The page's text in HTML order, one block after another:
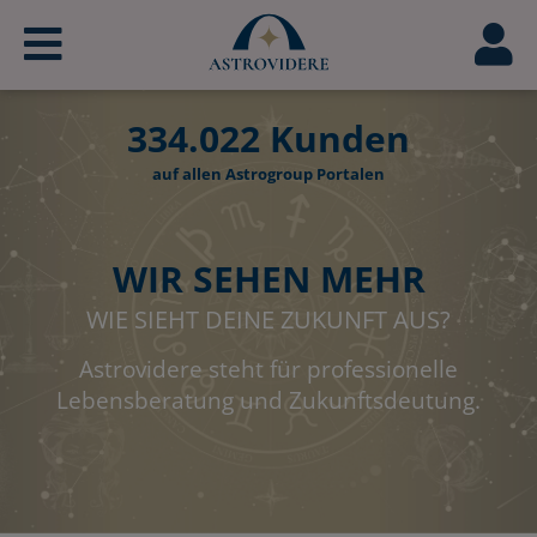
334.022 Kunden
auf allen Astrogroup Portalen
WIR SEHEN MEHR
WIE SIEHT DEINE ZUKUNFT AUS?
Astrovidere steht für professionelle
Lebensberatung und Zukunftsdeutung.